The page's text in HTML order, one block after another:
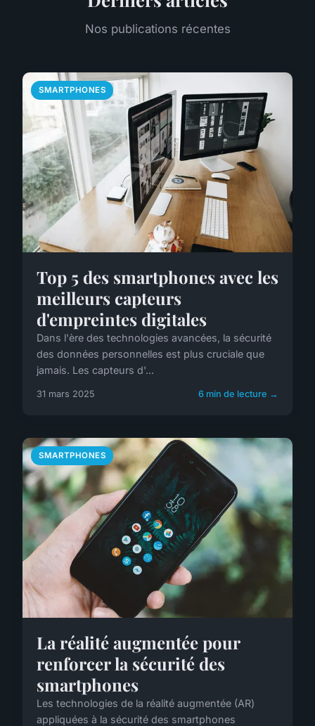
Nos publications récentes
SMARTPHONES
Top 5 des smartphones avec les
meilleurs capteurs
d'empreintes digitales
Dans l'ère des technologies avancées, la sécurité
des données personnelles est plus cruciale que
jamais. Les capteurs d'...
31 mars 2025 6 min de lecture →
SMARTPHONES
La réalité augmentée pour
renforcer la sécurité des
smartphones
Les technologies de la réalité augmentée (AR)
appliquées à la sécurité des smartphones